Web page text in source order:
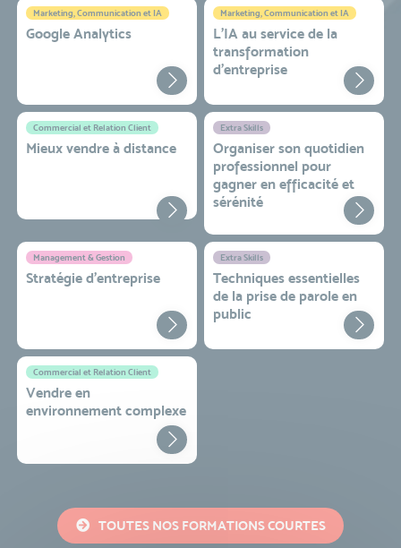
Marketing, Communication et IA
Google Analytics
Marketing, Communication et IA
L'IA au service de la
transformation
d'entreprise
Commercial et Relation Client
Mieux vendre à distance
Extra Skills
Organiser son quotidien
professionnel pour
gagner en efficacité et
sérénité
Management & Gestion
Stratégie d’entreprise
Extra Skills
Techniques essentielles
de la prise de parole en
public
Commercial et Relation Client
Vendre en
environnement complexe
TOUTES NOS FORMATIONS COURTES